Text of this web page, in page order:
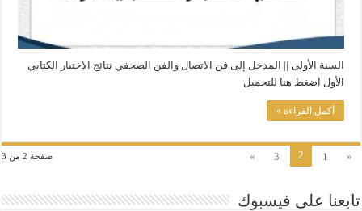
السنة الأولى || المدخل إلى فن الاتصال والفن الصحفي نتائج الاختبار الكتابي
الأول اضغط هنا للتحميل
أكمل القراءة »
صفحة 2 من 3 «
1
2
3
»
تابعنا على فيسبوك